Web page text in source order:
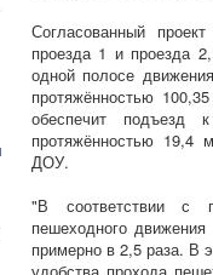
Согласованный
проезда 1 и проезда
одной полосе
протяжённостью
обеспечит подъезд
протяжённостью 19,4
ДОУ.
"В соответствии с
пешеходного
примерно в 2,5 раза. В